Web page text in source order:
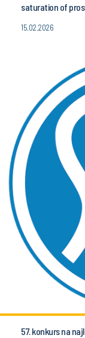
saturation of
15.02.2026
57. konkurs na